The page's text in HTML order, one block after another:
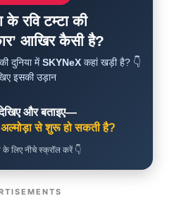
रवि टम्टा की
आखिर कैसी है?
दुनिया मेंSKYNeX कहां खड़ी है? 👇
इसकी उड़ान
देखिए और बताइए—
अल्मोड़ा से शुरू हो सकती है?
के लिए नीचे स्क्रॉल करें 👇